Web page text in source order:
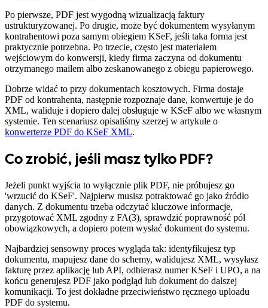
Po pierwsze, PDF jest wygodną wizualizacją faktury
ustrukturyzowanej. Po drugie, może być dokumentem wysyłanym
kontrahentowi poza samym obiegiem KSeF, jeśli taka forma jest
praktycznie potrzebna. Po trzecie, często jest materiałem
wejściowym do konwersji, kiedy firma zaczyna od dokumentu
otrzymanego mailem albo zeskanowanego z obiegu papierowego.
Dobrze widać to przy dokumentach kosztowych. Firma dostaje
PDF od kontrahenta, następnie rozpoznaje dane, konwertuje je do
XML, waliduje i dopiero dalej obsługuje w KSeF albo we własnym
systemie. Ten scenariusz opisaliśmy szerzej w artykule o
konwerterze PDF do KSeF XML.
Co zrobić, jeśli masz tylko PDF?
Jeżeli punkt wyjścia to wyłącznie plik PDF, nie próbujesz go
'wrzucić do KSeF'. Najpierw musisz potraktować go jako źródło
danych. Z dokumentu trzeba odczytać kluczowe informacje,
przygotować XML zgodny z FA(3), sprawdzić poprawność pól
obowiązkowych, a dopiero potem wysłać dokument do systemu.
Najbardziej sensowny proces wygląda tak: identyfikujesz typ
dokumentu, mapujesz dane do schemy, walidujesz XML, wysyłasz
fakturę przez aplikację lub API, odbierasz numer KSeF i UPO, a na
końcu generujesz PDF jako podgląd lub dokument do dalszej
komunikacji. To jest dokładne przeciwieństwo ręcznego uploadu
PDF do systemu.